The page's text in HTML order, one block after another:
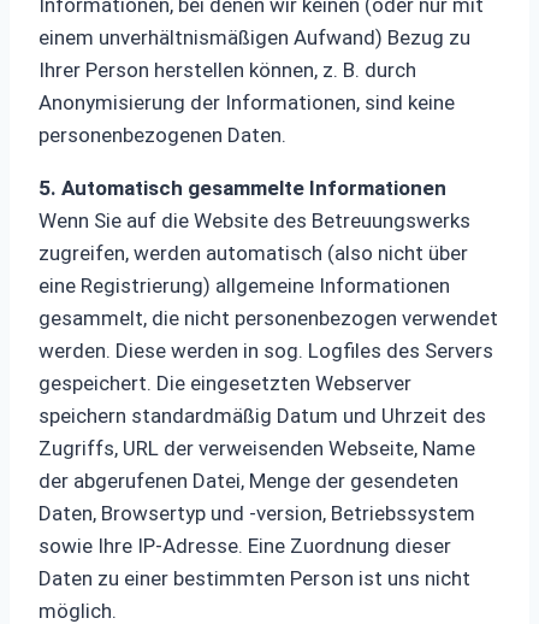
einem unverhältnismäßigen Aufwand) Bezug zu
Ihrer Person herstellen können, z. B. durch
Anonymisierung der Informationen, sind keine
personenbezogenen Daten.
5. Automatisch gesammelte Informationen
Wenn Sie auf die Website des Betreuungswerks
zugreifen, werden automatisch (also nicht über
eine Registrierung) allgemeine Informationen
gesammelt, die nicht personenbezogen verwendet
werden. Diese werden in sog. Logfiles des Servers
gespeichert. Die eingesetzten Webserver
speichern standardmäßig Datum und Uhrzeit des
Zugriffs, URL der verweisenden Webseite, Name
der abgerufenen Datei, Menge der gesendeten
Daten, Browsertyp und -version, Betriebssystem
sowie Ihre IP-Adresse. Eine Zuordnung dieser
Daten zu einer bestimmten Person ist uns nicht
möglich.